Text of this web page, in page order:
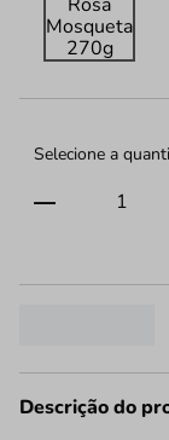
Descrição do